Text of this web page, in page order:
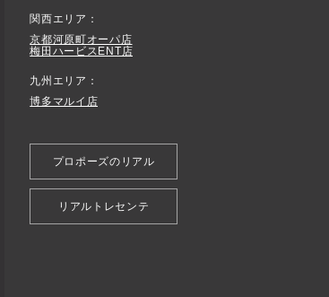
関西エリア
京都河原町オーパ店
梅田ハービスENT店
九州エリア
博多マルイ店
プロポーズのリアル
リアルトレセンテ